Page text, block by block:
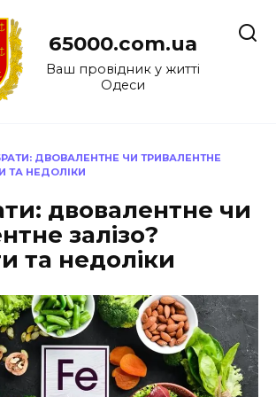
65000.com.ua
Ваш провідник у житті
Одеси
ДВОВАЛЕНТНЕ ЧИ ТРИВАЛЕНТНЕ
ТА НЕДОЛІКИ
двовалентне чи
залізо?
та недоліки